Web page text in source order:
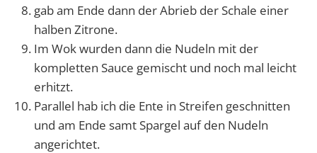
gab am Ende dann der Abrieb der Schale einer
halben Zitrone.
Im Wok wurden dann die Nudeln mit der
kompletten Sauce gemischt und noch mal leicht
erhitzt.
Parallel hab ich die Ente in Streifen geschnitten
und am Ende samt Spargel auf den Nudeln
angerichtet.